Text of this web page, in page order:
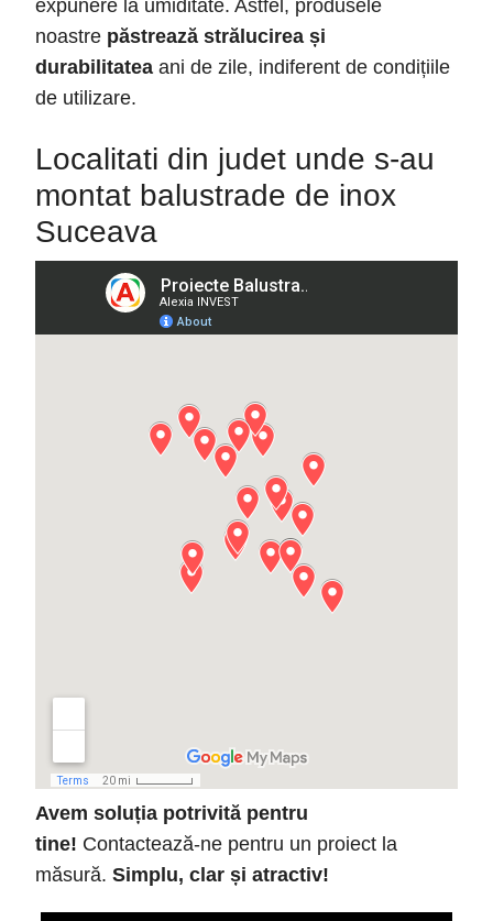
expunere la umiditate. Astfel, produsele
noastre păstrează strălucirea și
durabilitatea ani de zile, indiferent de condițiile
de utilizare.
Localitati din judet unde s-au
montat balustrade de inox
Suceava
Avem soluția potrivită pentru
tine! Contactează-ne pentru un proiect la
măsură. Simplu, clar și atractiv!